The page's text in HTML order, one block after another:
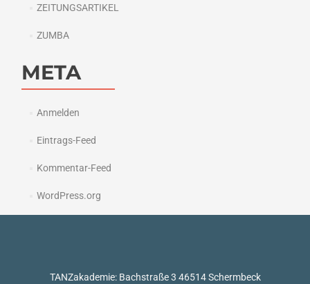
ZEITUNGSARTIKEL
ZUMBA
META
Anmelden
Eintrags-Feed
Kommentar-Feed
WordPress.org
TANZakademie: Bachstraße 3 46514 Schermbeck